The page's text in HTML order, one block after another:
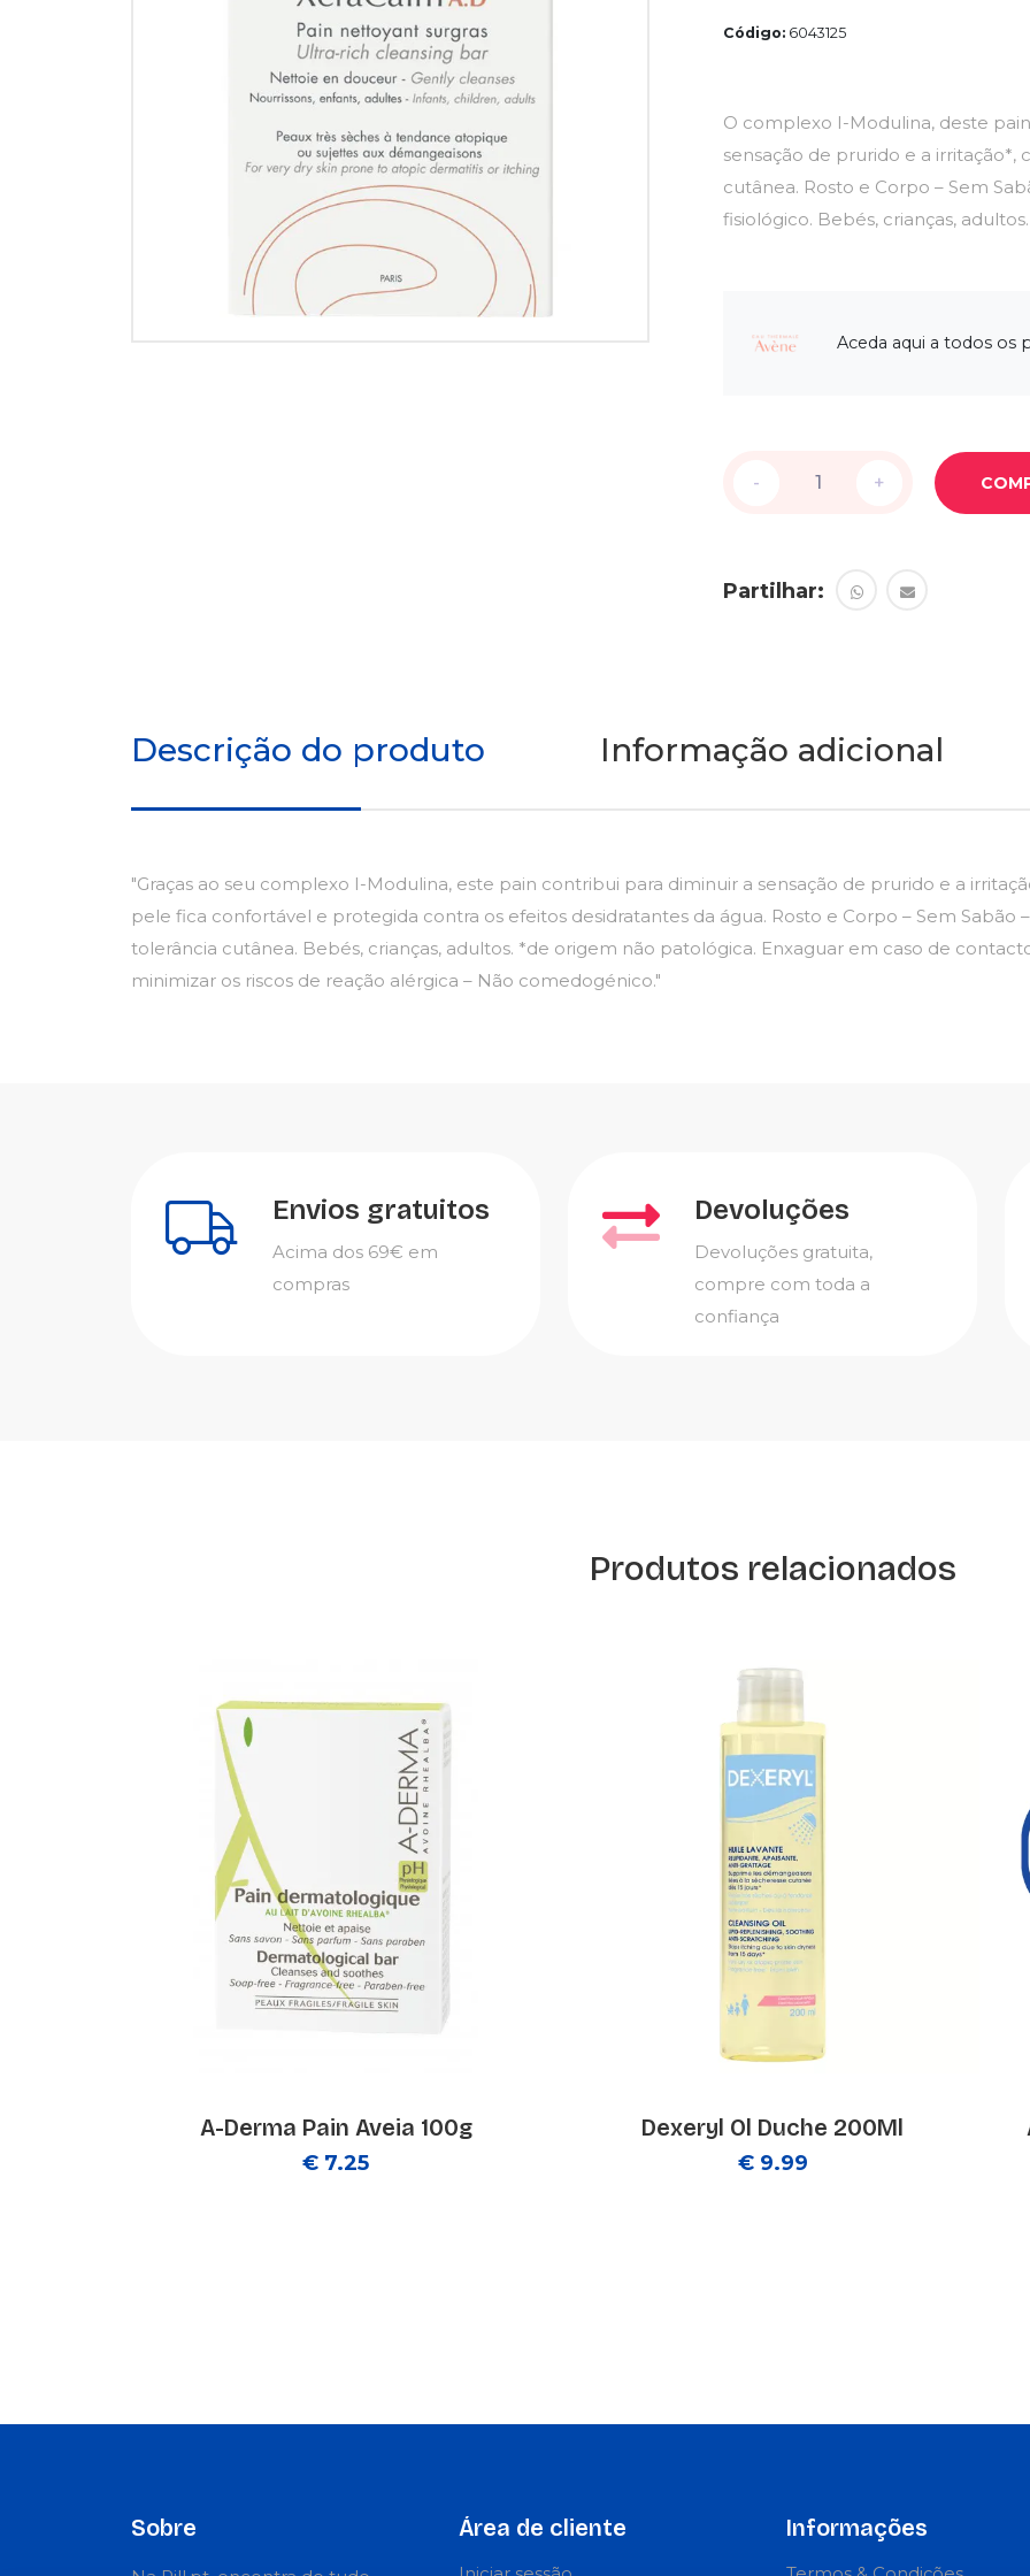
Código: 6043125
O complexo I-Modulina, deste
sensação de prurido e a irritação*,
cutânea. Rosto e Corpo – Sem
fisiológico. Bebés, crianças,
Aceda aqui a todos os
- +
- +
Partilhar:
Descrição do produto Informação adicional
"Graças ao seu complexo I-Modulina, este pain contribui para diminuir a sensação de prurido e a
pele fica confortável e protegida contra os efeitos desidratantes da água. Rosto e Corpo – Sem Sabão
tolerância cutânea. Bebés, crianças, adultos. *de origem não patológica. Enxaguar em caso de
minimizar os riscos de reação alérgica – Não comedogénico."
Envios gratuitos
Acima dos 69€ em
compras
Devoluções
Devoluções gratuita,
compre com toda a
confiança
Produtos relacionados
A-Derma Pain Aveia 100g
€ 7.25
Dexeryl Ol Duche 200Ml
€ 9.99
Sobre Área de cliente Informações